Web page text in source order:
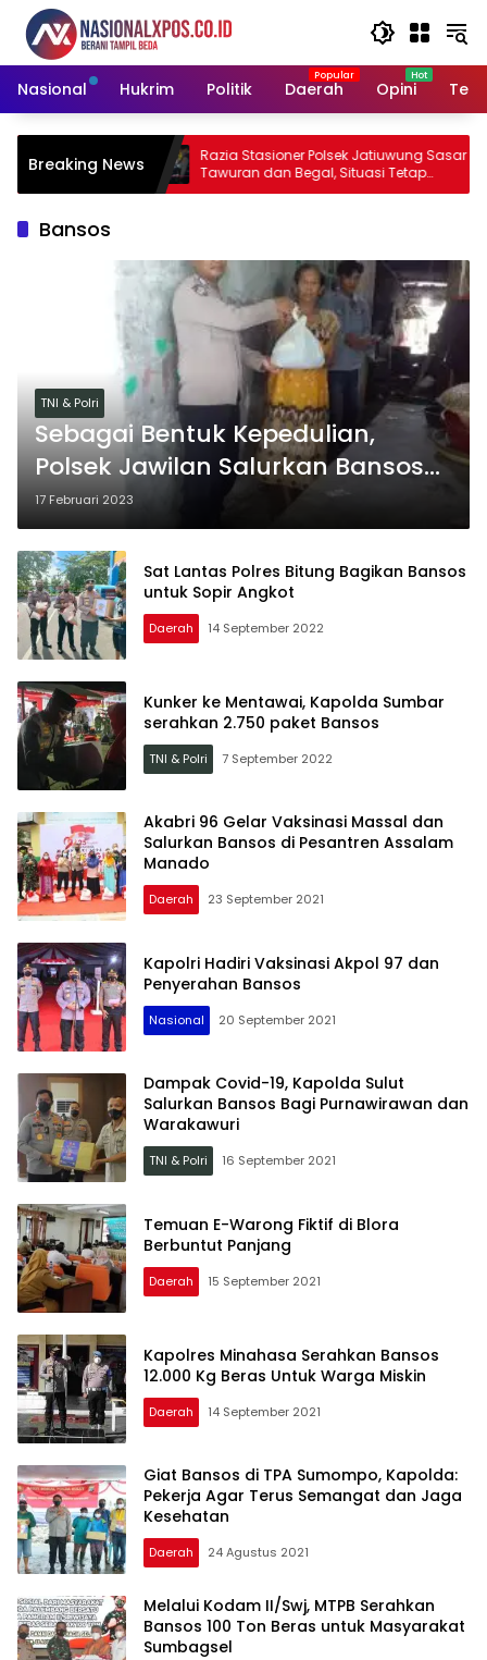
Langsung
konten
Nasional
Hukrim Politik Daerah Opini
Breaking News
Hotman
Razia Stasioner Polsek Jatiuwung Sasar
Tawuran dan Begal, Situasi Tetap
Kondusif
Bansos
TNI & Polri
Sebagai Bentuk Kepedulian,
Polsek Jawilan Salurkan Bansos
Pada Warga Yang Membutuhkan
17 Februari 2023
Sat Lantas Polres Bitung Bagikan Bansos
untuk Sopir Angkot
Daerah 14 September 2022
Kunker ke Mentawai, Kapolda Sumbar
serahkan 2.750 paket Bansos
TNI & Polri 7 September 2022
Akabri 96 Gelar Vaksinasi Massal dan
Salurkan Bansos di Pesantren Assalam
Manado
Daerah 23 September 2021
Kapolri Hadiri Vaksinasi Akpol 97 dan
Penyerahan Bansos
Nasional 20 September 2021
Dampak Covid-19, Kapolda Sulut
Salurkan Bansos Bagi Purnawirawan dan
Warakawuri
TNI & Polri 16 September 2021
Temuan E-Warong Fiktif di Blora
Berbuntut Panjang
Daerah 15 September 2021
Kapolres Minahasa Serahkan Bansos
12.000 Kg Beras Untuk Warga Miskin
Daerah 14 September 2021
Giat Bansos di TPA Sumompo, Kapolda:
Pekerja Agar Terus Semangat dan Jaga
Kesehatan
Daerah 24 Agustus 2021
Melalui Kodam II/Swj, MTPB Serahkan
Bansos 100 Ton Beras untuk Masyarakat
Sumbagsel